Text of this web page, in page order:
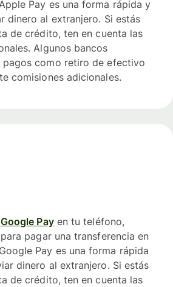
Pay es una forma rápida y
dinero al extranjero. Si estás
de crédito, ten en cuenta las
Algunos bancos
pagos como retiro de efectivo
comisiones adicionales.
Google Payen tu teléfono,
pagar una transferencia en
Pay es una forma rápida
dinero al extranjero. Si estás
de crédito, ten en cuenta las